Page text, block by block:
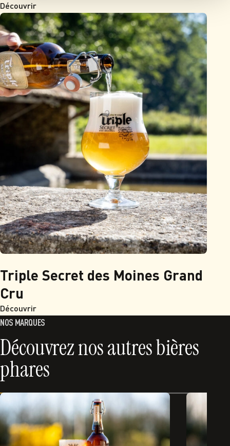
Découvrir
Triple Secret des Moines Grand
Cru
Découvrir
NOS MARQUES
Découvrez nos autres bières
phares